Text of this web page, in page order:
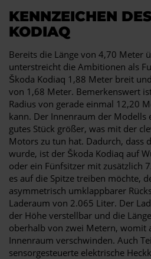
KENNZEICHEN
KODIAQ
Bereits die Länge von 4,70 Meter
unterstreicht die Ambitionen als
Škoda Kodiaq 1,88 Meter breit
von 1,68 Meter. Bemerkenswert
Radius von gerade einmal 12,20
kann. Der Innenraum der Modells
gutes Stück größer, was mit der
Motors zu tun hat. Dadurch, dass
wurde, ist der Škoda Kodiaq auf
oder ein Fünfsitzer mit zusätzlich
es auf die Spitze treiben möchte,
asymmetrisch umklappbarer
Laderaum von 2.065 Liter. Der
der Höhe verstellbar und die
oberhalb von zwei Metern, womit
Innenraum verschwinden. Auch
sensorgesteuerte elektrische